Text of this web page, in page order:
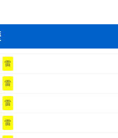
雷
雷
雷
雷